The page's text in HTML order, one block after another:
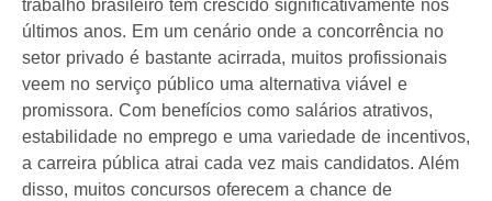
trabalho brasileiro tem crescido significativamente nos
últimos anos. Em um cenário onde a concorrência no
setor privado é bastante acirrada, muitos profissionais
veem no serviço público uma alternativa viável e
promissora. Com benefícios como salários atrativos,
estabilidade no emprego e uma variedade de incentivos,
a carreira pública atrai cada vez mais candidatos. Além
disso, muitos concursos oferecem a chance de